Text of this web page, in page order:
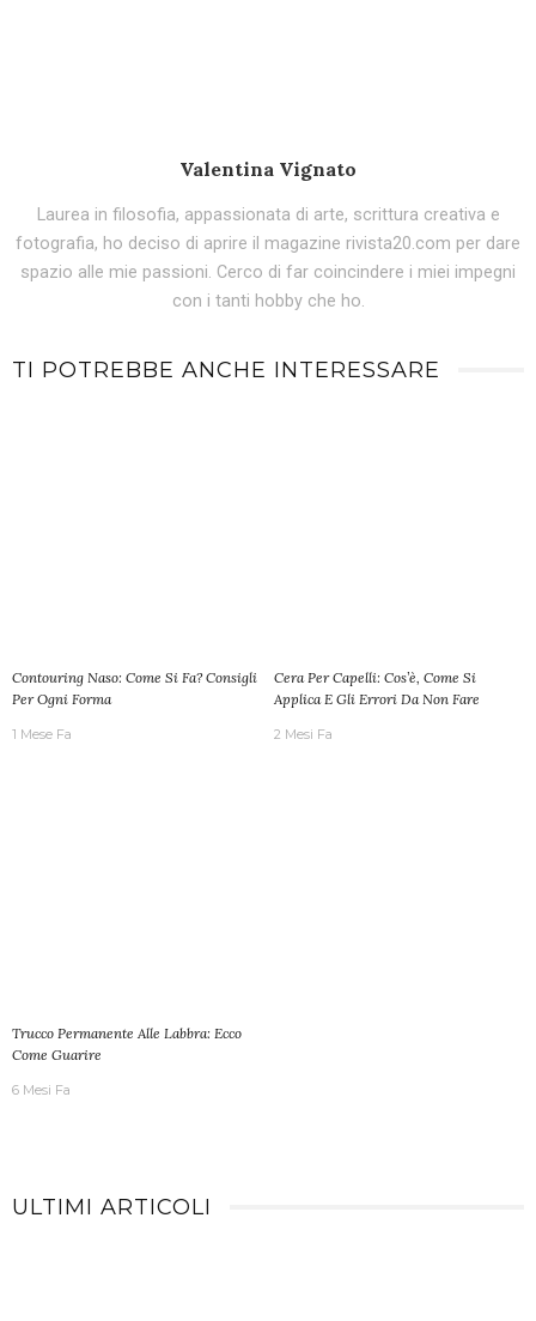
Valentina Vignato
Laurea in filosofia, appassionata di arte, scrittura creativa e
fotografia, ho deciso di aprire il magazine rivista20.com per dare
spazio alle mie passioni. Cerco di far coincindere i miei impegni
con i tanti hobby che ho.
TI POTREBBE ANCHE INTERESSARE
Contouring Naso: Come Si Fa? Consigli
Per Ogni Forma
1 Mese Fa
Cera Per Capelli: Cos’è, Come Si
Applica E Gli Errori Da Non Fare
2 Mesi Fa
Trucco Permanente Alle Labbra: Ecco
Come Guarire
6 Mesi Fa
ULTIMI ARTICOLI